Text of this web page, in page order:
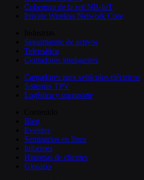
Cobertura de la red NB-IoT
Private Wireless Network Core
Seguimiento de activos
Telemática
Contadores inteligentes
Cargadores para vehículos eléctricos
Sistemas TPV
Logística y transporte
Blog
Eventos
Seminarios en línea
Informes
Historias de clientes
Glosario